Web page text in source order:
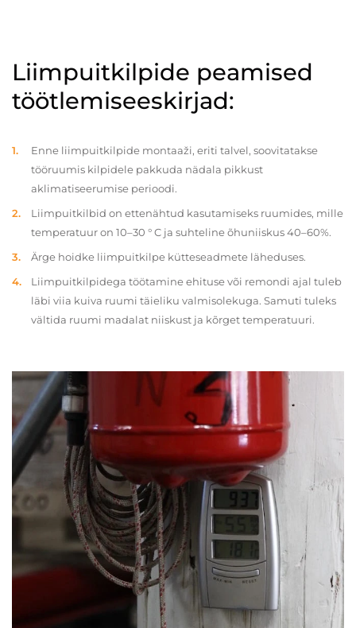
Liimpuitkilpide peamised
töötlemiseeskirjad:
Enne liimpuitkilpide montaaži, eriti talvel, soovitatakse
tööruumis kilpidele pakkuda nädala pikkust
aklimatiseerumise perioodi.
Liimpuitkilbid on ettenähtud kasutamiseks ruumides, mille
temperatuur on 10–30 ° C ja suhteline õhuniiskus 40–60%.
Ärge hoidke liimpuitkilpe kütteseadmete läheduses.
Liimpuitkilpidega töötamine ehituse või remondi ajal tuleb
läbi viia kuiva ruumi täieliku valmisolekuga. Samuti tuleks
vältida ruumi madalat niiskust ja kõrget temperatuuri.